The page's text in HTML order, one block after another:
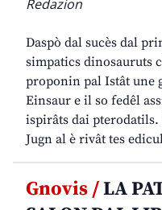
Redazion
Daspò dal sucès dal
simpatics dinosauruts
proponin pal Istât une
Einsaur e il so fedêl
ispirâts dai
Jugn al è rivât tes
Gnovis /LA